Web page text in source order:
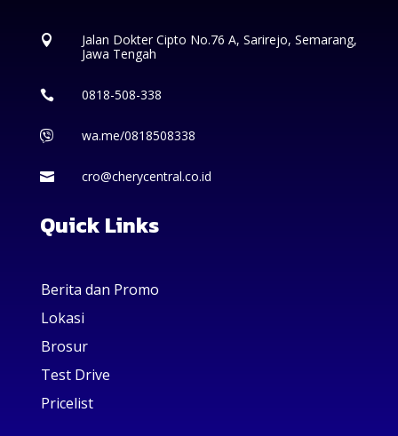

Jalan Dokter Cipto No.76 A, Sarirejo, Semarang,
Jawa Tengah
 0818-508-338
 wa.me/0818508338
 cro@cherycentral.co.id
Quick Links
Berita dan Promo
Lokasi
Brosur
Test Drive
Pricelist